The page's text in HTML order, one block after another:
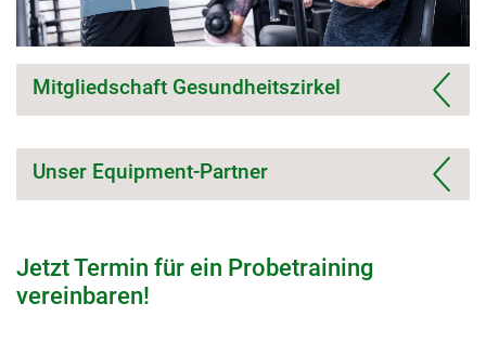
Mitgliedschaft Gesundheitszirkel
Unser Equipment-Partner
Jetzt Termin für ein Probetraining
vereinbaren!